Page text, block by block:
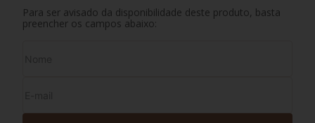
Para ser avisado da disponibilidade deste produto, basta
preencher os campos abaixo: